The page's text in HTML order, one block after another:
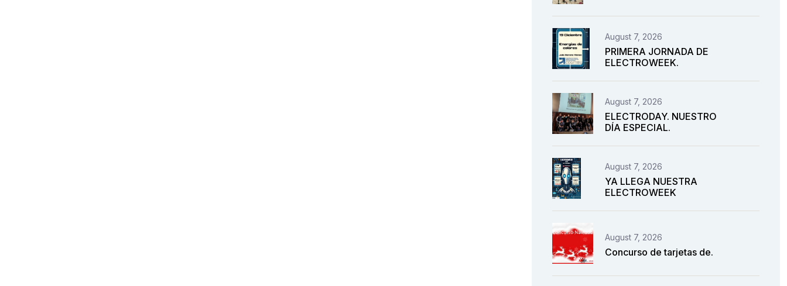
August 7, 2026
PRIMERA JORNADA DE
ELECTROWEEK.
August 7, 2026
ELECTRODAY. NUESTRO
DÍA ESPECIAL.
August 7, 2026
YA LLEGA NUESTRA
ELECTROWEEK
August 7, 2026
Concurso de tarjetas de.